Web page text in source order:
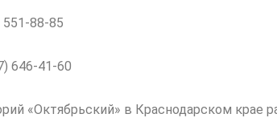
551-88-85
646-41-60
«Октябрьский» в Краснодарском крае